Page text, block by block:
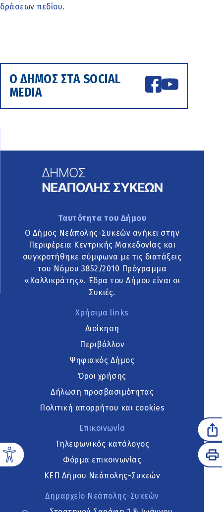
δράσεων πεδίου.
Ο ΔΗΜΟΣ ΣΤΑ SOCIAL
MEDIA
Ταυτότητα του Δήμου
Ο Δήμος Νεάπολης-Συκεών ανήκει στην
Περιφέρεια Κεντρικής Μακεδονίας και
συγκροτήθηκε σύμφωνα με τις διατάξεις
του Νόμου 3852/2010 Πρόγραμμα
«Καλλικράτης». Έδρα του Δήμου είναι οι
Συκιές.
Χρήσιμα links
Διοίκηση
Περιβάλλον
Ψηφιακός Δήμος
Όροι χρήσης
Δήλωση προσβασιμότητας
Πολιτική απορρήτου και cookies
Επικοινωνία
Τηλεφωνικός κατάλογος
Φόρμα επικοινωνίας
ΚΕΠ Δήμου Νεάπολης-Συκεών
Δημαρχείο Νεάπολης-Συκεών